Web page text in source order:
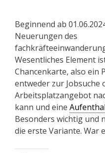
Beginnend ab
Neuerungen des
Wesentliches Element
Chancenkarte, also ein
entweder zur
Arbeitsplatzangebot
kann und eine
Besonders wichtig und
die erste Variante. War